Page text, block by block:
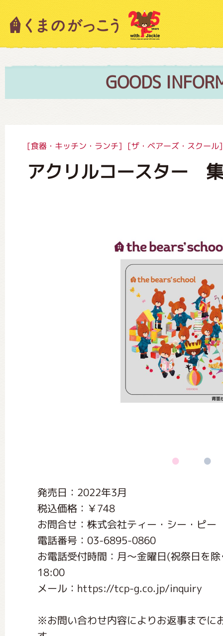
GOODS
[食器・キッチン・ランチ] [ザ・ベアーズ・スクール]
アクリルコースター
発売日：2022年3月
税込価格：￥748
お問合せ：株式会社ティー・シー・ピー
電話番号：03-6895-0860
お電話受付時間：月〜金曜日(祝祭日を
18:00
メール：https://tcp-g.co.jp/inquiry
※お問い合わせ内容によりお返事までに
キャラクター紹介
絵本・作家紹介
グッズインフォメーション
ミュージカル・コンサート
おたのしみコンテンツ(クイズ・
チア ジャッキーズ！
くまのがっこう 家庭科部